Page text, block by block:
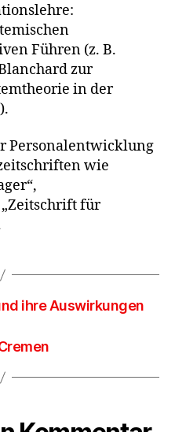
Führen (z. B.
zur
in der
Personalentwicklung
wie
„Zeitschrift für
ihre Auswirkungen